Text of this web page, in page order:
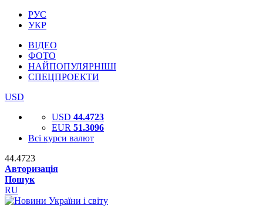
РУС
УКР
ВІДЕО
ФОТО
НАЙПОПУЛЯРНІШІ
СПЕЦПРОЕКТИ
USD
USD 44.4723
EUR 51.3096
Всі курси валют
44.4723
Авторизація
Пошук
RU